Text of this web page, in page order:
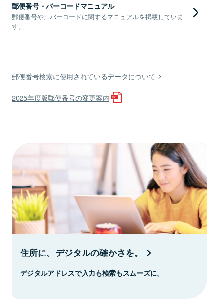
郵便番号・バーコードマニュアル
郵便番号や、バーコードに関するマニュアルを掲載していま
す。
郵便番号検索に使用されているデータについて
2025年度版郵便番号の変更案内
住所に、デジタルの確かさを。
デジタルアドレスで入力も検索もスムーズに。